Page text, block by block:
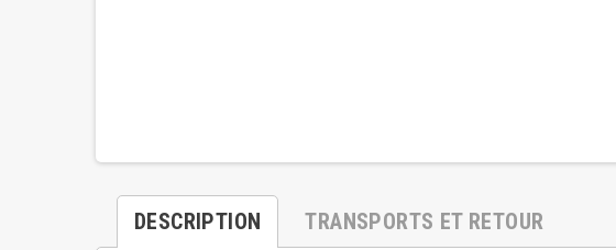
DESCRIPTION TRANSPORTS ET RETOUR